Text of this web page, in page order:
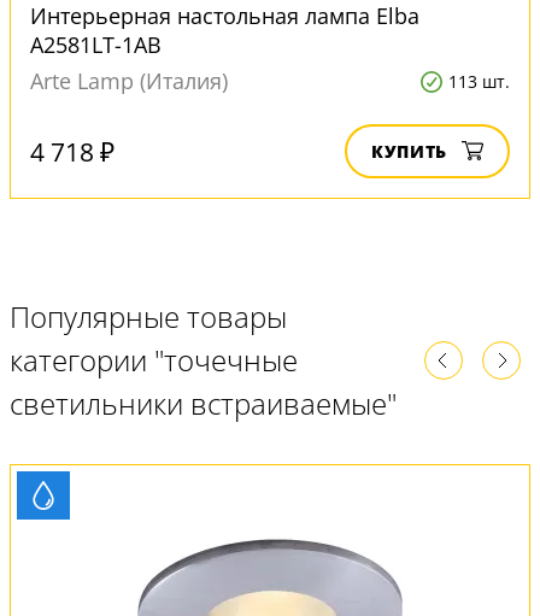
Интерьерная настольная лампа Elba
A2581LT-1AB
Arte Lamp (Италия)
113 шт.
4 718 ₽ КУПИТЬ
Популярные товары
категории "точечные
светильники встраиваемые"